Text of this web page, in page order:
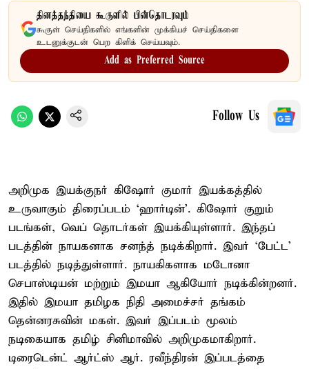
தினத்தந்தியை கூகுளில் பின்தொடரவும்
கூகுள் செய்திகளில் எங்களின் முக்கியச் செய்திகளை
உடனுக்குடன் பெற கிளிக் செய்யவும்.
Add as Preferred Source
Follow Us
அறிமுக இயக்குநர் கிஷோர் குமார் இயக்கத்தில்
உருவாகும் திரைப்படம் ‘ஹார்டின்’. கிஷோர் குறும்
படங்கள், வெப் தொடர்கள் இயக்கியுள்ளார். இந்தப்
படத்தின் நாயகனாக சனந்த் நடிக்கிறார். இவர் ‘பேட்ட’
படத்தில் நடித்துள்ளார். நாயகிகளாக மடோனா
செபாஸ்டியன் மற்றும் இமயா ஆகியோர் நடிக்கின்றனர்.
இதில் இமயா தமிழக நிதி அமைச்சர் தங்கம்
தென்னரசுவின் மகள். இவர் இப்படம் மூலம்
நடிகையாக தமிழ் சினிமாவில் அறிமுகமாகிறார்.
டிரைடென்ட் ஆர்ட்ஸ் ஆர். ரவீந்திரன் இப்படத்தை